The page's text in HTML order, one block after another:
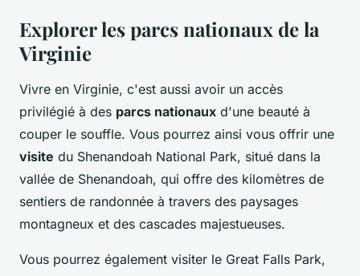
Explorer les parcs nationaux de la
Virginie
Vivre en Virginie, c'est aussi avoir un accès
privilégié à des parcs nationaux d'une beauté à
couper le souffle. Vous pourrez ainsi vous offrir une
visite du Shenandoah National Park, situé dans la
vallée de Shenandoah, qui offre des kilomètres de
sentiers de randonnée à travers des paysages
montagneux et des cascades majestueuses.
Vous pourrez également visiter le Great Falls Park,